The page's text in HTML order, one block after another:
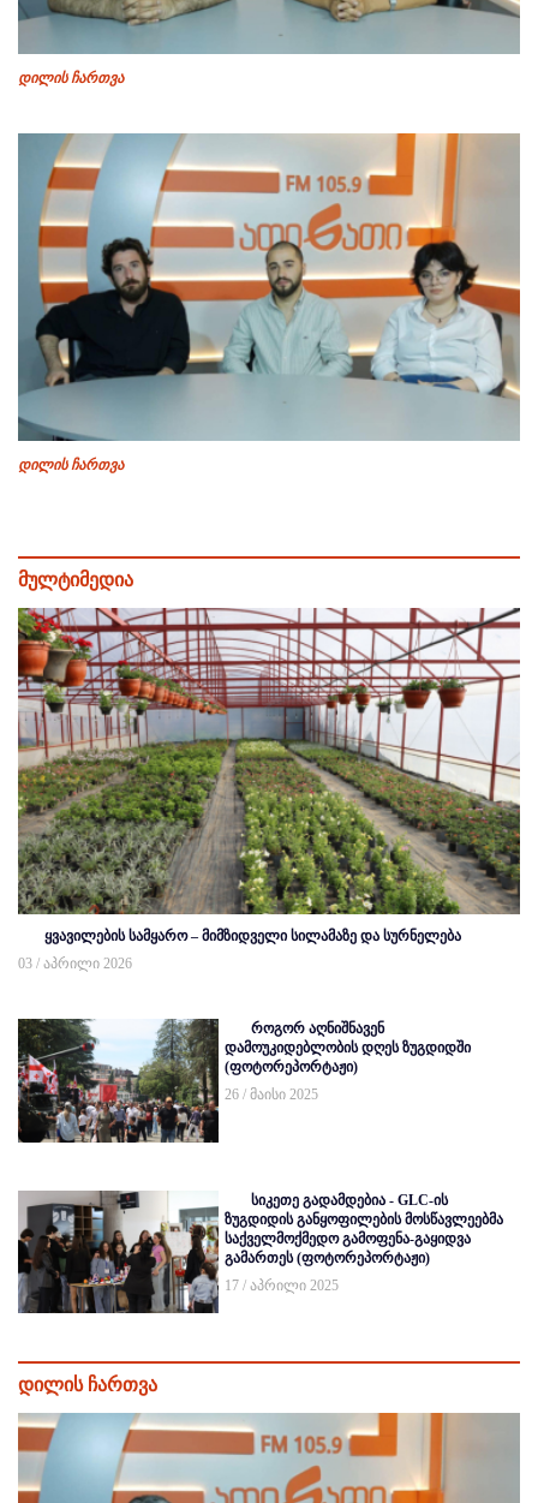
დილის ჩართვა
დილის ჩართვა
მულტიმედია
ყვავილების სამყარო – მიმზიდველი სილამაზე და სურნელება
03 / აპრილი 2026
როგორ აღნიშნავენ
დამოუკიდებლობის დღეს ზუგდიდში
(ფოტორეპორტაჟი)
26 / მაისი 2025
სიკეთე გადამდებია - GLC-ის
ზუგდიდის განყოფილების მოსწავლეებმა
საქველმოქმედო გამოფენა-გაყიდვა
გამართეს (ფოტორეპორტაჟი)
17 / აპრილი 2025
დილის ჩართვა